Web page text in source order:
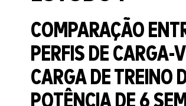
COMPARAÇÃO
PERFIS DE
CARGA DE TREINO
POTÊNCIA DE 6